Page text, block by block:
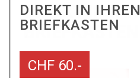
DIREKT IN IHREN
BRIEFKASTEN
CHF 60.-